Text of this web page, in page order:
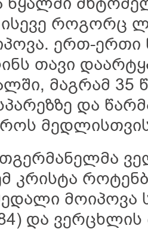
წყალში
როგორც
ერთ-ერთი
თავი
მაგრამ 35
და
კრისტა
მოიპოვა
და ვერცხლის